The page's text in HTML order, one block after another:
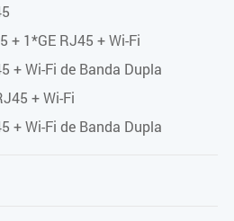
+ 1*GE RJ45 + Wi-Fi
+ Wi-Fi de Banda Dupla
+ Wi-Fi
+ Wi-Fi de Banda Dupla